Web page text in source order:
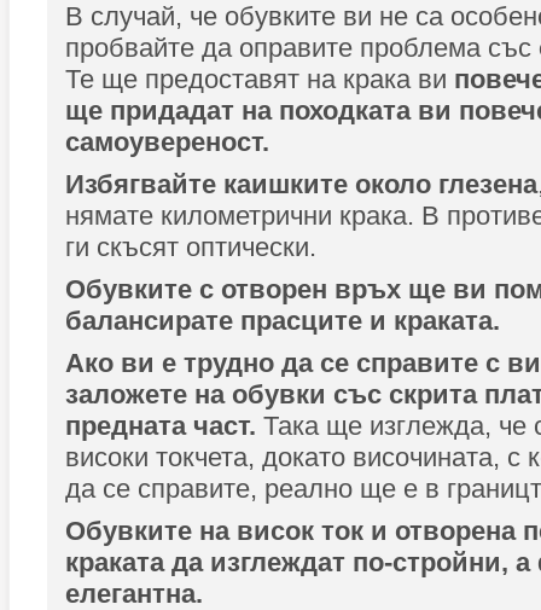
В случай, че обувките ви не са
пробвайте да оправите проблема със
Те ще предоставят на крака ви
ще придадат на походката ви
самоувереност.
Избягвайте каишките около глезена
нямате километрични крака. В
ги скъсят оптически.
Обувките с отворен връх ще ви
балансирате прасците и краката.
Ако ви е трудно да се справите с
заложете на обувки със скрита
предната част. Така ще изглежда, че
високи токчета, докато височината, с
да се справите, реално ще е в
Обувките на висок ток и отворена
краката да изглеждат по-стройни,
елегантна.